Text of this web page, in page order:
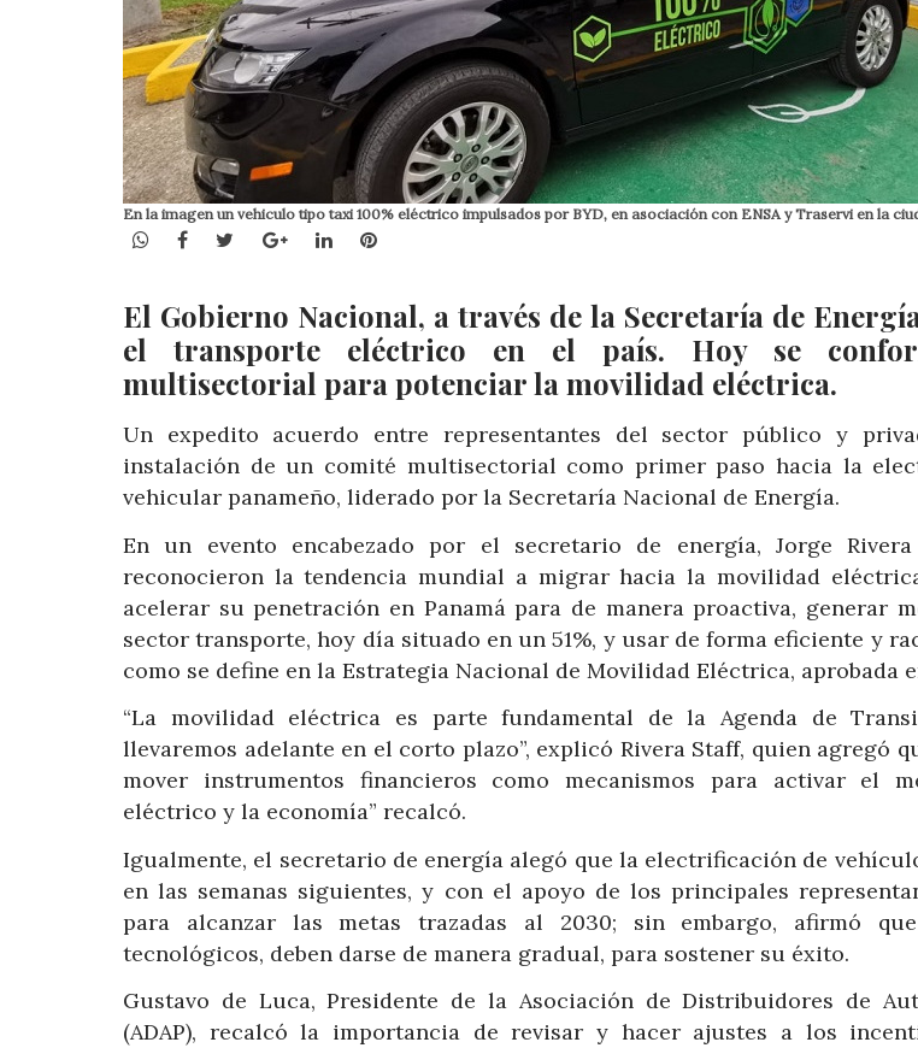
En la imagen un vehiculo tipo taxi 100% eléctrico impulsados por BYD, en asociación con ENSA y Traservi en la
WhatsApp
Facebook
TwitterGoogle+LinkedInPinterest
El Gobierno Nacional, a través de la Secretaría de
el transporte eléctrico en el país. Hoy se
multisectorial para potenciar la movilidad eléctrica.
Un expedito acuerdo entre representantes del sector público y
instalación de un comité multisectorial como primer paso hacia la
vehicular panameño, liderado por la Secretaría Nacional de Energía.
En un evento encabezado por el secretario de energía, Jorge
reconocieron la tendencia mundial a migrar hacia la movilidad
acelerar su penetración en Panamá para de manera proactiva, generar
sector transporte, hoy día situado en un 51%, y usar de forma eficiente y
como se define en la Estrategia Nacional de Movilidad Eléctrica, aprobada
“La movilidad eléctrica es parte fundamental de la Agenda de
llevaremos adelante en el corto plazo”, explicó Rivera Staff, quien agregó
mover instrumentos financieros como mecanismos para activar el
eléctrico y la economía” recalcó.
Igualmente, el secretario de energía alegó que la electrificación de
en las semanas siguientes, y con el apoyo de los principales
para alcanzar las metas trazadas al 2030; sin embargo, afirmó
tecnológicos, deben darse de manera gradual, para sostener su éxito.
Gustavo de Luca, Presidente de la Asociación de Distribuidores de
(ADAP), recalcó la importancia de revisar y hacer ajustes a los